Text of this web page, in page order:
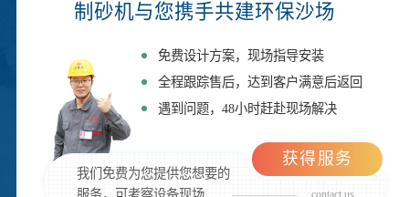
制砂机与您携手共建环保沙场
免费设计方案，现场指导安装
全程跟踪售后，达到客户满意后返回
遇到问题，48小时赶赴现场解决
我们免费为您提供您想要的
contact us
获得服务